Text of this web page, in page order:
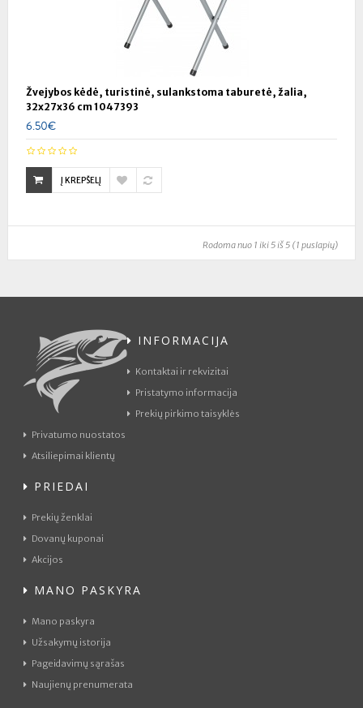
Žvejybos kėdė, turistinė, sulankstoma taburetė, žalia,
32x27x36 cm 1047393
6.50€
Į KREPŠELĮ
Rodoma nuo 1 iki 5 iš 5 (1 puslapių)
INFORMACIJA
Kontaktai ir rekvizitai
Pristatymo informacija
Prekių pirkimo taisyklės
Privatumo nuostatos
Atsiliepimai klientų
PRIEDAI
Prekių ženklai
Dovanų kuponai
Akcijos
MANO PASKYRA
Mano paskyra
Užsakymų istorija
Pageidavimų sąrašas
Naujienų prenumerata